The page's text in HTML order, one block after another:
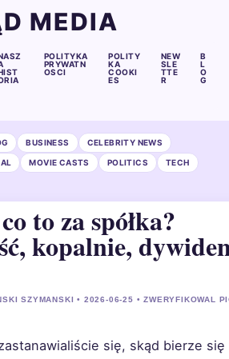
MEDIA
POLITYKA
PRYWATN
OSCI
POLITY
KA
COOKI
ES
NEW
SLE
TTE
R
B
L
O
G
BUSINESS CELEBRITY NEWS
MOVIE CASTS POLITICS TECH
to za spółka?
kopalnie,
SZYMANSKI • 2026-06-25 • ZWERYFIKOWAL
się, skąd bierze się